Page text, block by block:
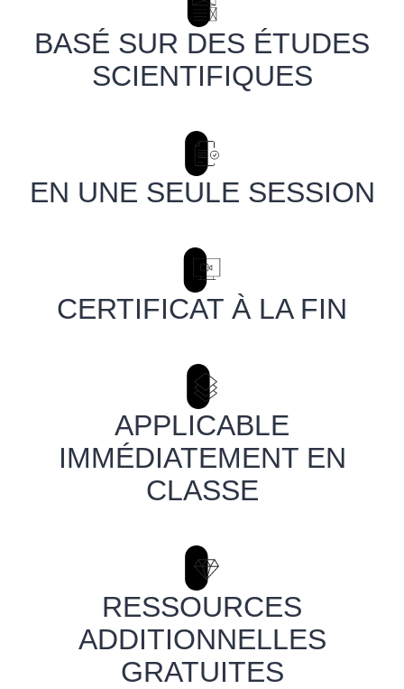
BASÉ SUR DES ÉTUDES
SCIENTIFIQUES
EN UNE SEULE SESSION
CERTIFICAT À LA FIN
APPLICABLE
IMMÉDIATEMENT EN
CLASSE
RESSOURCES
ADDITIONNELLES
GRATUITES